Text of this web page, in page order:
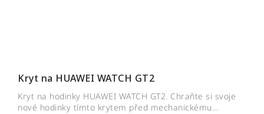
Kryt na HUAWEI WATCH GT2
Kryt na hodinky HUAWEI WATCH GT2. Chraňte si svoje
nové hodinky tímto krytem před mechanickému...